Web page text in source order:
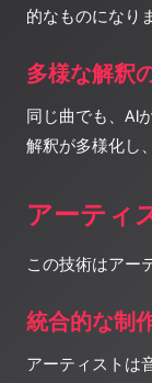
的なものになり
多様な解釈
同じ曲でも、AI
解釈が多様化し
アーティ
この技術はアー
統合的な制
アーティストは